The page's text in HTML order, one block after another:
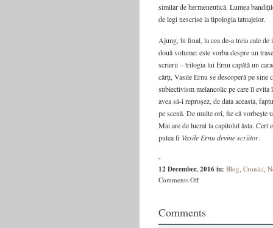
similar de hermeneutică. Lumea
de legi nescrise la tipologia tatuajelor.
Ajung, în final, la cea de-a treia cale
două volume: este vorba despre un
scrierii – trilogia lui Ernu capătă un
cărți, Vasile Ernu se descoperă pe
subiectivism melancolic pe care îl
avea să-i reproșez, de data aceasta,
pe scenă. De multe ori, fie că vorbește
Mai are de lucrat la capitolul ăsta. Cert
putea fi Vasile Ernu devine scriitor.
-
12 December, 2016in: Blog, Cronici,
Comments Offon
Comments